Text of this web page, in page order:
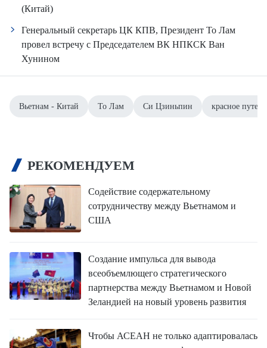
(Китай)
Генеральный секретарь ЦК КПВ, Президент То Лам
провел встречу с Председателем ВК НПКСК Ван
Хунином
Вьетнам - Китай То Лам Си Цзиньпин красное
РЕКОМЕНДУЕМ
Содействие содержательному
сотрудничеству между Вьетнамом и
США
Создание импульса для вывода
всеобъемлющего стратегического
партнерства между Вьетнамом и Новой
Зеландией на новый уровень развития
Чтобы АСЕАН не только адаптировалась